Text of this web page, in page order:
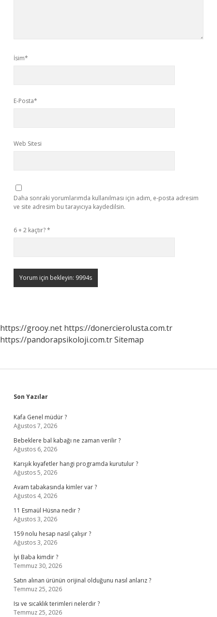
İsim*
E-Posta*
Web Sitesi
Daha sonraki yorumlarımda kullanılması için adım, e-posta adresim
ve site adresim bu tarayıcıya kaydedilsin.
6 + 2 kaçtır?*
https://grooy.net https://donercierolusta.com.tr
https://pandorapsikoloji.com.trSitemap
Sidebar
Son Yazılar
Kafa Genel müdür ?
Ağustos 7, 2026
Bebeklere bal kabağı ne zaman verilir ?
Ağustos 6, 2026
Karışık kıyafetler hangi programda kurutulur ?
Ağustos 5, 2026
Avam tabakasında kimler var ?
Ağustos 4, 2026
11 Esmaül Hüsna nedir ?
Ağustos 3, 2026
159 nolu hesap nasıl çalışır ?
Ağustos 3, 2026
İyi Baba kimdir ?
Temmuz 30, 2026
Satın alınan ürünün orijinal olduğunu nasıl anlarız ?
Temmuz 25, 2026
Isı ve sıcaklık terimleri nelerdir ?
Temmuz 25, 2026